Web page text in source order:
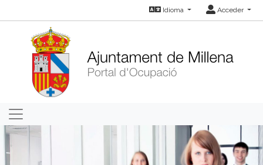
Idioma Acceder